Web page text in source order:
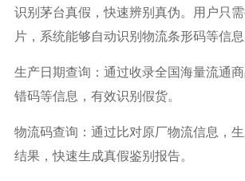
识别茅台真假，快速辨别真伪。用户只
片，系统能够自动识别物流条形码等信息
生产日期查询：通过收录全国海量流通商
错码等信息，有效识别假货。
物流码查询：通过比对原厂物流信息，
结果，快速生成真假鉴别报告。